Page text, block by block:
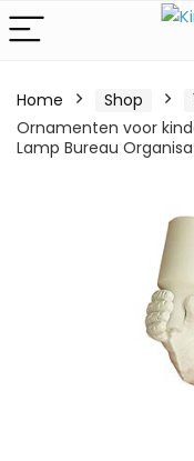
Home Shop
Ornamenten voor
Lamp Bureau